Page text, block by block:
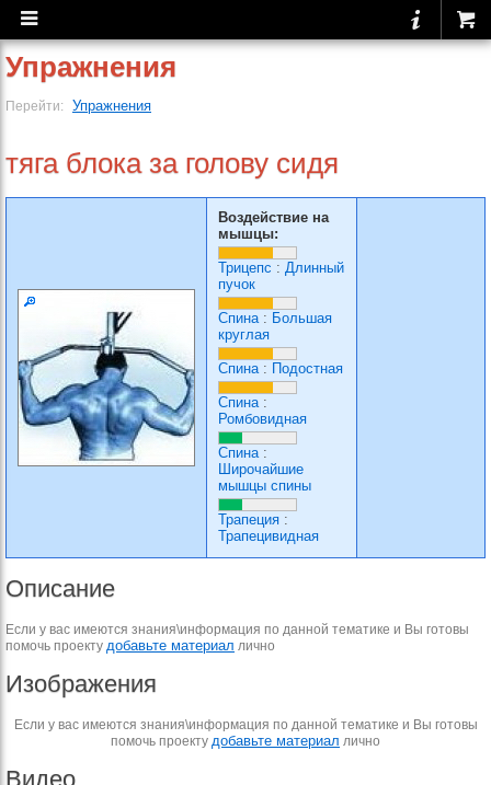
Упражнения
Перейти: Упражнения
тяга блока за голову сидя
Воздействие на
мышцы:
Трицепс : Длинный
пучок
Спина: Большая
круглая
Спина: Подостная
Спина:
Ромбовидная
Спина:
Широчайшие
мышцы спины
Трапеция :
Трапецивидная
Описание
Если у вас имеются знания\информация по данной тематике и Вы готовы
помочь проекту добавьте материал лично
Изображения
Если у вас имеются знания\информация по данной тематике и Вы готовы
помочь проекту добавьте материал лично
Видео